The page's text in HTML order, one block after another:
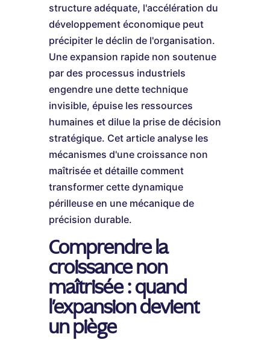
structure adéquate, l'accélération du
développement économique peut
précipiter le déclin de l'organisation.
Une expansion rapide non soutenue
par des processus industriels
engendre une dette technique
invisible, épuise les ressources
humaines et dilue la prise de décision
stratégique. Cet article analyse les
mécanismes d'une croissance non
maîtrisée et détaille comment
transformer cette dynamique
périlleuse en une mécanique de
précision durable.
Comprendre la
croissance non
maîtrisée : quand
l'expansion devient
un piège